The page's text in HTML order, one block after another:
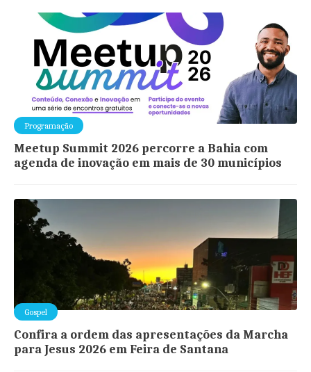
Programação
Meetup Summit 2026 percorre a Bahia com
agenda de inovação em mais de 30 municípios
Gospel
Confira a ordem das apresentações da Marcha
para Jesus 2026 em Feira de Santana